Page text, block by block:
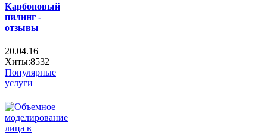
Карбоновый
пилинг -
отзывы
20.04.16
Хиты:8532
Популярные
услуги